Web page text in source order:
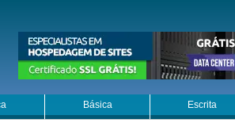
Básica Escrita